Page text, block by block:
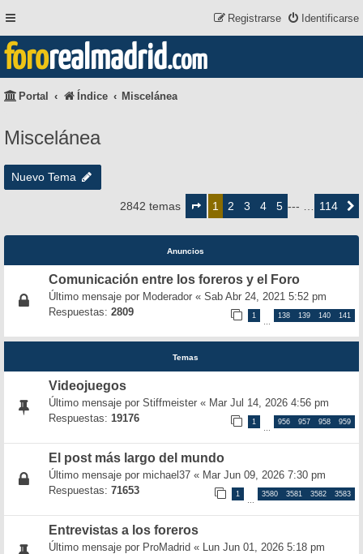
Identificarse
Registrarse
fororealmadrid.com
Portal Índice Miscelánea
Miscelánea
Nuevo Tema
2842 temas
de
1 2 3 4 5 --- … 114
Anuncios
Comunicación entre los foreros y el Foro
Último mensaje por Moderador « Sab Abr 24, 2021 5:52 pm
Respuestas: 2809 1
…
138 139 140 141
Temas
Videojuegos
Último mensaje por Stiffmeister « Mar Jul 14, 2026 4:56 pm
Respuestas: 19176 1
…
956 957 958 959
El post más largo del mundo
Último mensaje por michael37 « Mar Jun 09, 2026 7:30 pm
Respuestas: 71653 1
…
3580 3581 3582 3583
Entrevistas a los foreros
Último mensaje por ProMadrid « Lun Jun 01, 2026 5:18 pm